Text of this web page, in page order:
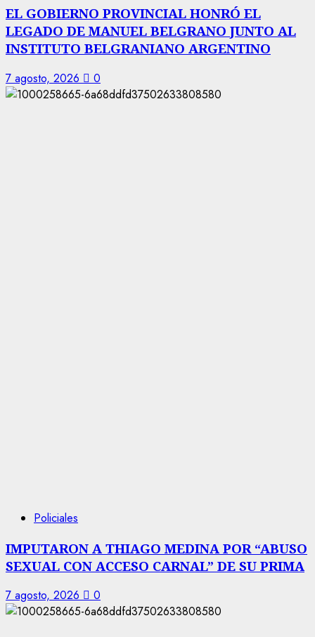
EL GOBIERNO PROVINCIAL HONRÓ EL
LEGADO DE MANUEL BELGRANO JUNTO AL
INSTITUTO BELGRANIANO ARGENTINO
7 agosto, 2026 0
Policiales
IMPUTARON A THIAGO MEDINA POR “ABUSO
SEXUAL CON ACCESO CARNAL” DE SU PRIMA
7 agosto, 2026 0